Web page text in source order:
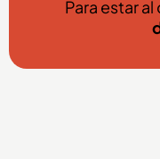
Para estar